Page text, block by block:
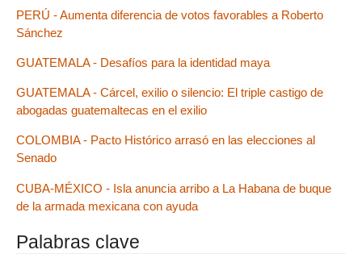
PERÚ - Aumenta diferencia de votos favorables a Roberto
Sánchez
GUATEMALA - Desafíos para la identidad maya
GUATEMALA - Cárcel, exilio o silencio: El triple castigo de
abogadas guatemaltecas en el exilio
COLOMBIA - Pacto Histórico arrasó en las elecciones al
Senado
CUBA-MÉXICO - Isla anuncia arribo a La Habana de buque
de la armada mexicana con ayuda
Palabras clave